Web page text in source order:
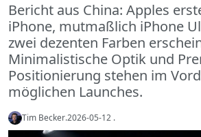
Bericht aus China: Apples
iPhone, mutmaßlich iPhone
zwei dezenten Farben
Minimalistische Optik und
Positionierung stehen im
möglichen Launches.
Tim Becker.2026-05-12 .